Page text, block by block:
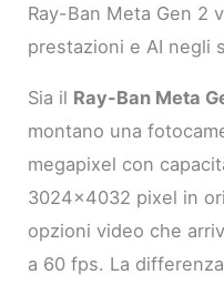
Ray-Ban Meta Gen 2
prestazioni e AI negli
Sia il Ray-Ban Meta
montano una
megapixel con
3024×4032 pixel in
opzioni video che
a 60 fps. La